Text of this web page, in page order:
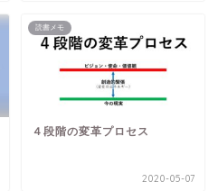
読書メモ
４段階の変革プロセス
2020-05-07